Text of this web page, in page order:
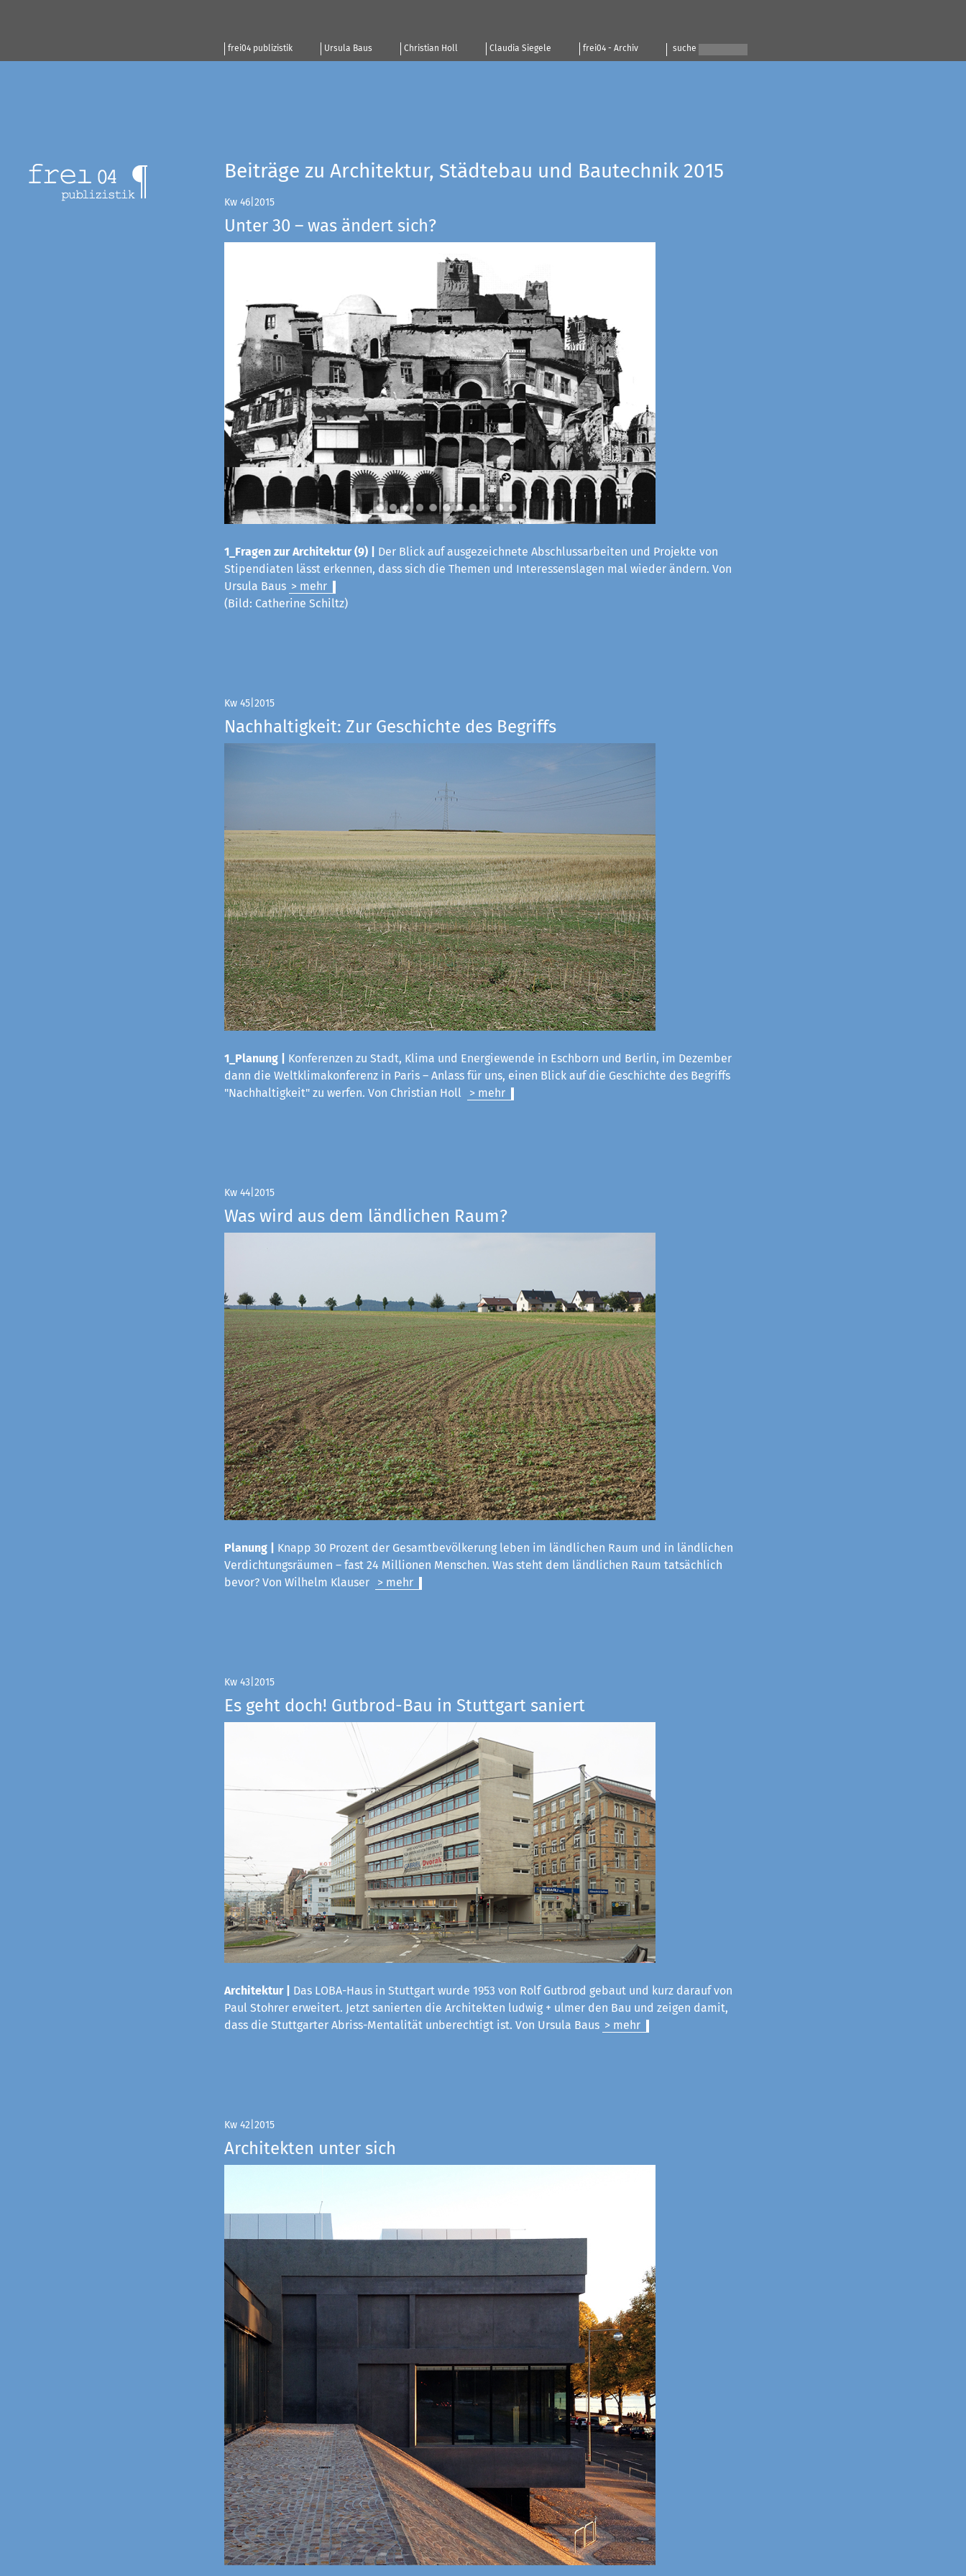
frei04 publizistik Ursula Baus Christian Holl Claudia Siegele frei04 - Archiv suche
Beiträge zu Architektur, Städtebau und Bautechnik 2015
Kw 46|2015
Unter 30 – was ändert sich?
1_Fragen zur Architektur (9) |
Der Blick auf ausgezeichnete Abschlussarbeiten und Projekte von
Stipendiaten lässt erkennen, dass sich die Themen und Interessenslagen mal wieder ändern. Von
Ursula Baus > mehr
(Bild: Catherine Schiltz)
Kw 45|2015
Nachhaltigkeit: Zur Geschichte des Begriffs
1_Planung |
Konferenzen zu Stadt, Klima und Energiewende in Eschborn und Berlin, im Dezember
dann die Weltklimakonferenz in Paris – Anlass für uns, einen Blick auf die Geschichte des Begriffs
"Nachhaltigkeit" zu werfen. Von Christian Holl
> mehr
Kw 44|2015
Was wird aus dem ländlichen Raum?
Planung |
Knapp 30 Prozent der Gesamtbevölkerung leben im ländlichen Raum und in ländlichen
Verdichtungsräumen – fast 24 Millionen Menschen. Was steht dem ländlichen Raum tatsächlich
bevor? Von Wilhelm Klauser
> mehr
Kw 43|2015
Es geht doch! Gutbrod-Bau in Stuttgart saniert
Architektur |
Das LOBA-Haus in Stuttgart wurde 1953 von Rolf Gutbrod gebaut und kurz darauf von
Paul Stohrer erweitert. Jetzt sanierten die Architekten ludwig + ulmer den Bau und zeigen damit,
dass die Stuttgarter Abriss-Mentalität unberechtigt ist. Von Ursula Baus > mehr
Kw 42|2015
Architekten unter sich